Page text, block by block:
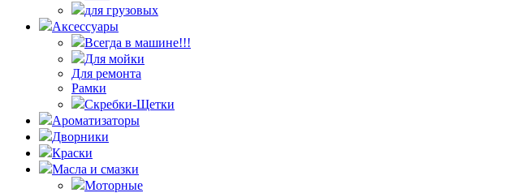
для грузовых
Аксессуары
Всегда в машине!!!
Для мойки
Для ремонта
Рамки
Скребки-Щетки
Ароматизаторы
Дворники
Краски
Масла и смазки
Моторные